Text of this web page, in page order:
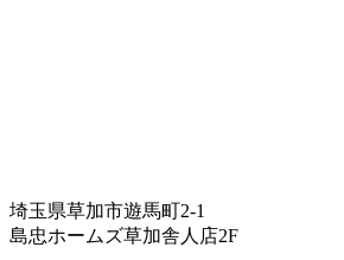
埼玉県草加市遊馬町2-1
島忠ホームズ草加舎人店2F